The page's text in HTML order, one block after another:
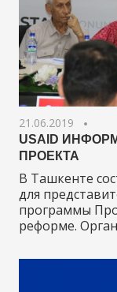
21.06.2019
USAID
ПРОЕКТА
В Ташкенте
для
программы
реформе.